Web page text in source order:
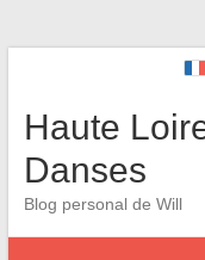
Haute
Danses
Blog personal de Will